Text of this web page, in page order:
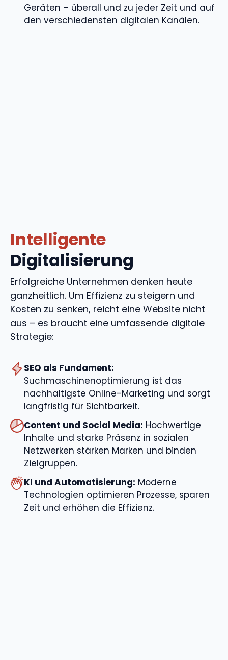
Geräten – überall und zu jeder Zeit und auf
den verschiedensten digitalen Kanälen.
Intelligente
Digitalisierung
Erfolgreiche Unternehmen denken heute
ganzheitlich. Um Effizienz zu steigern und
Kosten zu senken, reicht eine Website nicht
aus – es braucht eine umfassende digitale
Strategie:
SEO als Fundament:
Suchmaschinenoptimierung ist das
nachhaltigste Online-Marketing und sorgt
langfristig für Sichtbarkeit.
Content und Social Media: Hochwertige
Inhalte und starke Präsenz in sozialen
Netzwerken stärken Marken und binden
Zielgruppen.
KI und Automatisierung: Moderne
Technologien optimieren Prozesse, sparen
Zeit und erhöhen die Effizienz.